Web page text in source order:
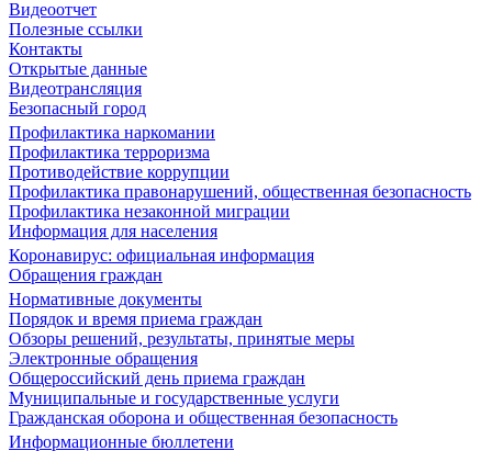
Видеоотчет
Полезные ссылки
Контакты
Открытые данные
Видеотрансляция
Безопасный город
Профилактика наркомании
Профилактика терроризма
Противодействие коррупции
Профилактика правонарушений, общественная безопасность
Профилактика незаконной миграции
Информация для населения
Коронавирус: официальная информация
Обращения граждан
Нормативные документы
Порядок и время приема граждан
Обзоры решений, результаты, принятые меры
Электронные обращения
Общероссийский день приема граждан
Муниципальные и государственные услуги
Гражданская оборона и общественная безопасность
Информационные бюллетени